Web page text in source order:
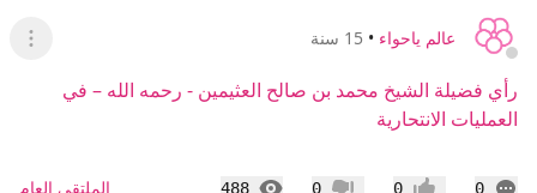
عالم ياحواء • 15 سنة
عرض
رأي فضيلة الشيخ محمد بن صالح العثيمين - رحمه الله – في
العمليات الانتحارية
0
التعليقات 0
0
488
المشاهدات الملتقى العام